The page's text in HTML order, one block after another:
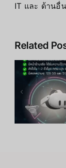
IT และ ด้านอื่
Related
เก